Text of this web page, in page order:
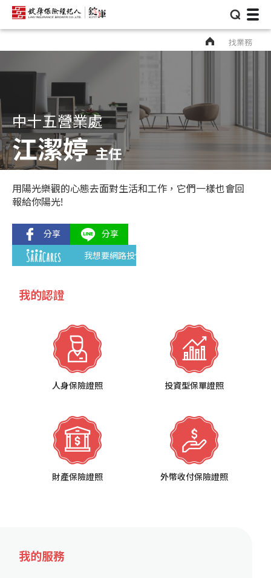
⌕
找業務
中十五營業處
江潔婷 主任
用陽光樂觀的心態去面對生活和工作，它們一樣也會回
報給你陽光!
我想要網路投保
我的認證
人身保險證照 投資型保單證照
財產保險證照 外幣收付保險證照
我的服務